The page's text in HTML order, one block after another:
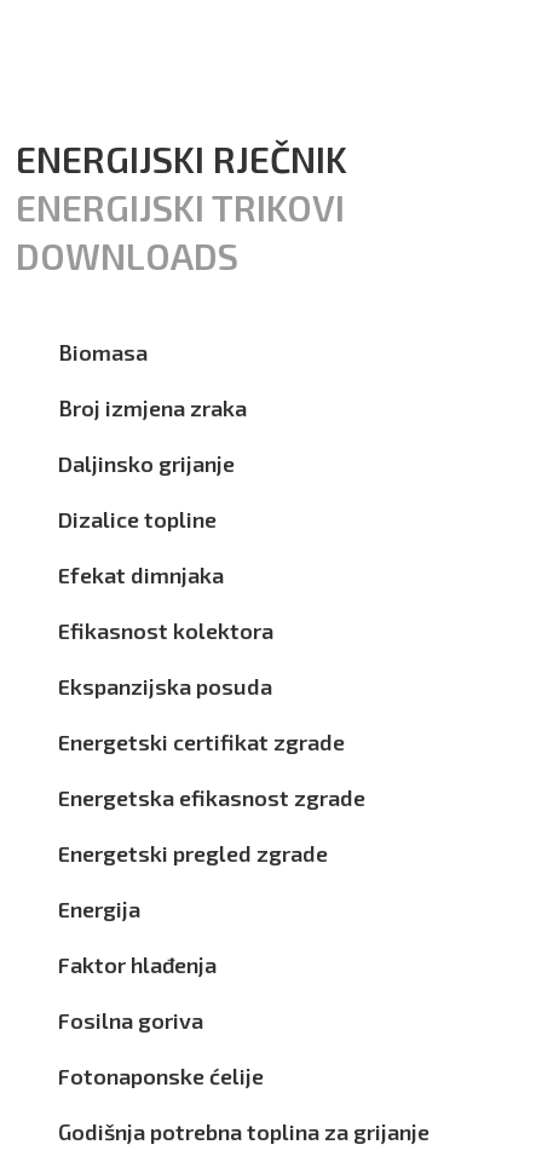
ENERGIJSKI RJEČNIK
ENERGIJSKI TRIKOVI
DOWNLOADS
Biomasa
Broj izmjena zraka
Daljinsko grijanje
Dizalice topline
Efekat dimnjaka
Efikasnost kolektora
Ekspanzijska posuda
Energetski certifikat zgrade
Energetska efikasnost zgrade
Energetski pregled zgrade
Energija
Faktor hlađenja
Fosilna goriva
Fotonaponske ćelije
Godišnja potrebna toplina za grijanje